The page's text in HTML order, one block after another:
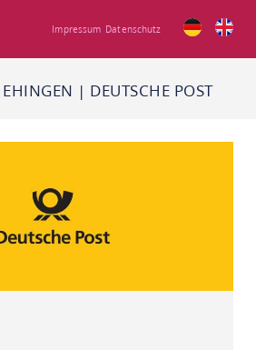
Impressum Datenschutz
EHINGEN | DEUTSCHE POST